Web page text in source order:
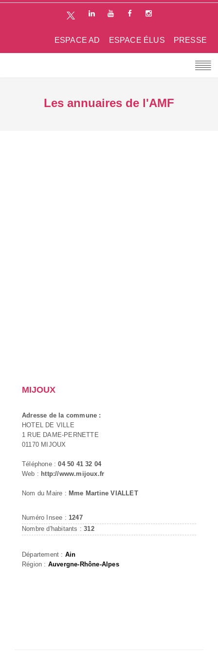
PRESSE
ESPACE ÉLUS
ESPACE AD
Les annuaires de l'AMF
MIJOUX
Adresse de la commune :
HOTEL DE VILLE
1 RUE DAME-PERNETTE
01170 MIJOUX
Téléphone :04 50 41 32 04
Web : http://www.mijoux.fr
Nom du Maire : Mme Martine VIALLET
Numéro Insee : 1247
Nombre d'habitants :312
Département : Ain
Région : Auvergne-Rhône-Alpes